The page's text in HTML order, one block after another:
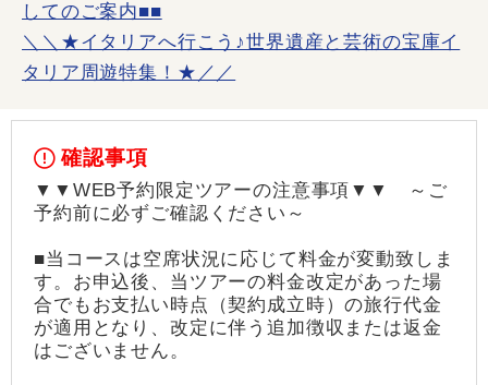
してのご案内■■
＼＼★イタリアへ行こう♪世界遺産と芸術の宝庫イ
タリア周遊特集！★／／
確認事項
▼▼WEB予約限定ツアーの注意事項▼▼ ～ご
予約前に必ずご確認ください～
■当コースは空席状況に応じて料金が変動致しま
す。お申込後、当ツアーの料金改定があった場
合でもお支払い時点（契約成立時）の旅行代金
が適用となり、改定に伴う追加徴収または返金
はございません。